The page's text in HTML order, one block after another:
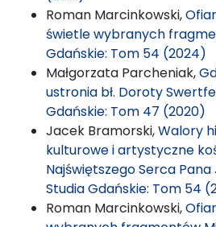
Roman Marcinkowski,
świetle wybranych
Gdańskie: Tom 54 (2024)
Małgorzata Parcheniak,
ustronia bł. Doroty
Gdańskie: Tom 47 (2020)
Jacek Bramorski,Walory
kulturowe i artystyczne
Najświętszego Serca Pana
Studia Gdańskie: Tom 54
Roman Marcinkowski,